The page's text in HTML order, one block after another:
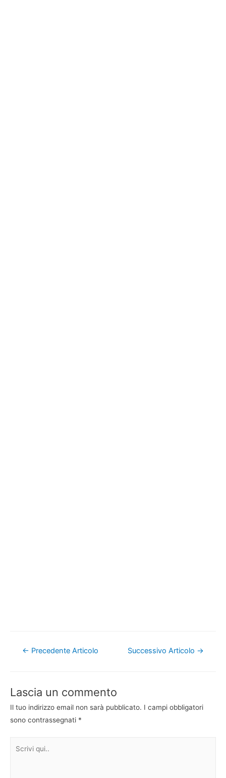
Navigazione
← Precedente Articolo Successivo Articolo →
Lascia un commento
Il tuo indirizzo email non sarà pubblicato. I campi obbligatori
sono contrassegnati *